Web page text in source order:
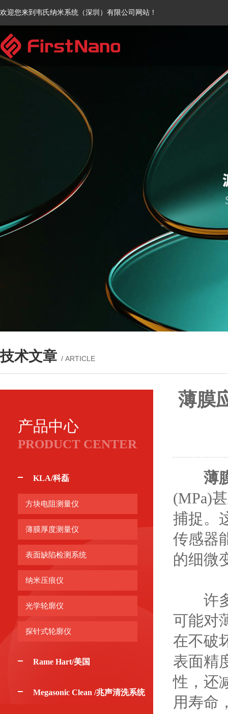
欢迎您来到韦氏纳米系统（深圳）有限公司网站！
技术文章 / ARTICLE
产品中心
PRODUCT CENTER
KLA/科磊
方块电阻测量仪
薄膜厚度测量仪
表面缺陷检测系统
纳米压痕仪
光学轮廓仪
探针式轮廓仪
Rame Hart/美国
Megasonic Clean /兆声清洗系统
薄膜
薄
(MPa)
捕捉。
传感器
的细微
许多
可能对
在不破
表面精
性，还
用寿命